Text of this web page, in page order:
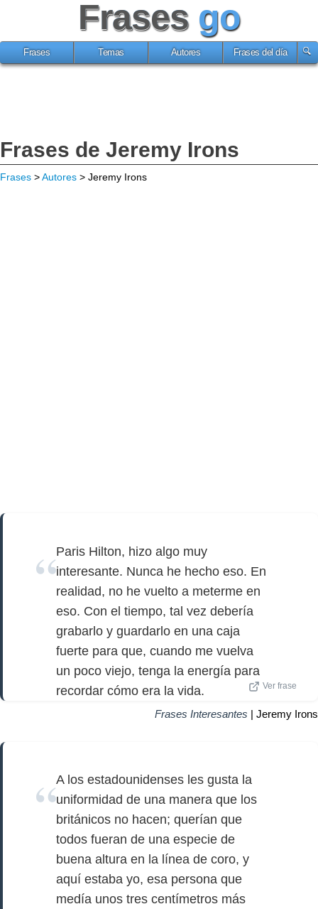
Frases go
Frases Temas Autores Frases del día
Frases de Jeremy Irons
Frases >Autores > Jeremy Irons
Paris Hilton, hizo algo muy
interesante. Nunca he hecho eso. En
realidad, no he vuelto a meterme en
eso. Con el tiempo, tal vez debería
grabarlo y guardarlo en una caja
fuerte para que, cuando me vuelva
un poco viejo, tenga la energía para
recordar cómo era la vida.
Ver frase
Frases Interesantes | Jeremy Irons
A los estadounidenses les gusta la
uniformidad de una manera que los
británicos no hacen; querían que
todos fueran de una especie de
buena altura en la línea de coro, y
aquí estaba yo, esa persona que
medía unos tres centímetros más